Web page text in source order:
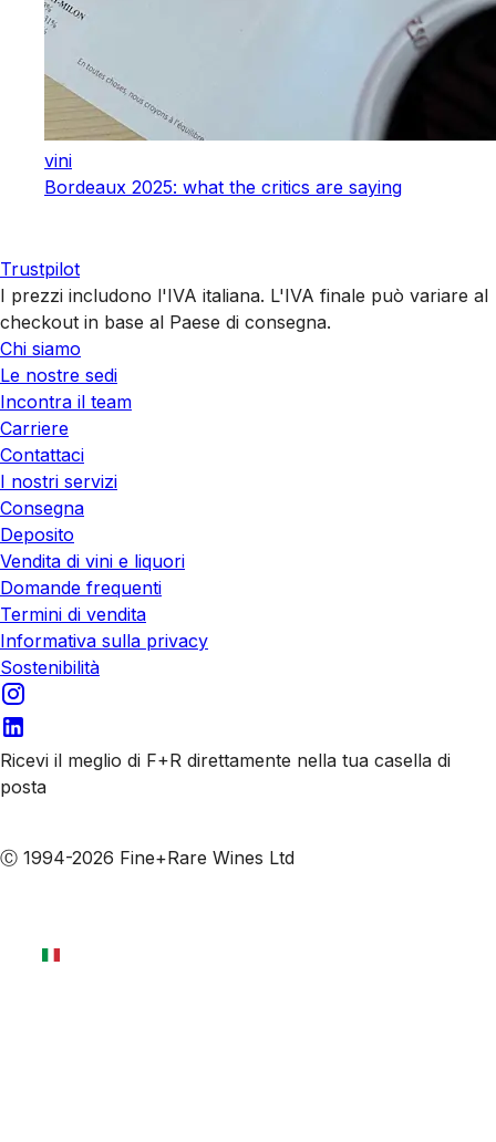
vini
Bordeaux 2025: what the critics are saying
Trustpilot
I prezzi includono l'IVA italiana. L'IVA finale può variare al
checkout in base al Paese di consegna.
Chi siamo
Le nostre sedi
Incontra il team
Carriere
Contattaci
I nostri servizi
Consegna
Deposito
Vendita di vini e liquori
Domande frequenti
Termini di vendita
Informativa sulla privacy
Sostenibilità
Ricevi il meglio di F+R direttamente nella tua casella di
posta
Ⓒ 1994-2026 Fine+Rare Wines Ltd